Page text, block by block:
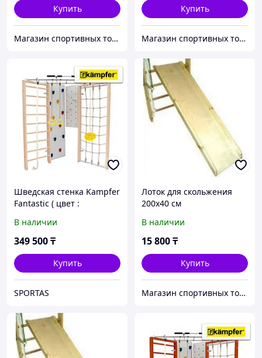
Купить
Магазин спортивных товаров SPORTCITY
Купить
Магазин спортивных товаров ABKSPORT
Шведская стенка Kampfer
Fantastic ( цвет :
В наличии
349 500₸
Купить
SPORTAS
Лоток для скольжения
200x40 см
В наличии
15 800₸
Купить
Магазин спортивных товаров ABKSPORT